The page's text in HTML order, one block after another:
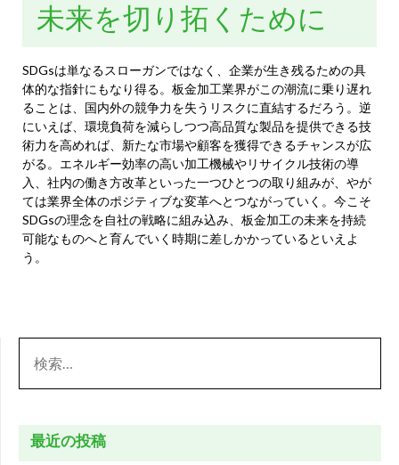
未来を切り拓くために
SDGsは単なるスローガンではなく、企業が生き残るための具
体的な指針にもなり得る。板金加工業界がこの潮流に乗り遅れ
ることは、国内外の競争力を失うリスクに直結するだろう。逆
にいえば、環境負荷を減らしつつ高品質な製品を提供できる技
術力を高めれば、新たな市場や顧客を獲得できるチャンスが広
がる。エネルギー効率の高い加工機械やリサイクル技術の導
入、社内の働き方改革といった一つひとつの取り組みが、やが
ては業界全体のポジティブな変革へとつながっていく。今こそ
SDGsの理念を自社の戦略に組み込み、板金加工の未来を持続
可能なものへと育んでいく時期に差しかかっているといえよ
う。
索:
最近の投稿